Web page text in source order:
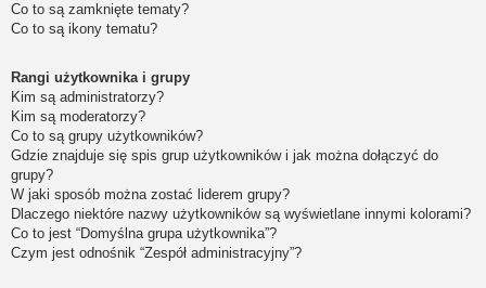
Co to są zamknięte tematy?
Co to są ikony tematu?
Rangi użytkownika i grupy
Kim są administratorzy?
Kim są moderatorzy?
Co to są grupy użytkowników?
Gdzie znajduje się spis grup użytkowników i jak można dołączyć do
grupy?
W jaki sposób można zostać liderem grupy?
Dlaczego niektóre nazwy użytkowników są wyświetlane innymi kolorami?
Co to jest “Domyślna grupa użytkownika”?
Czym jest odnośnik “Zespół administracyjny”?